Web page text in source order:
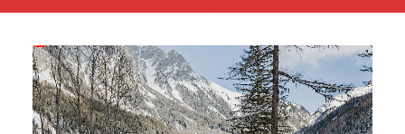
STORE
RICERCA